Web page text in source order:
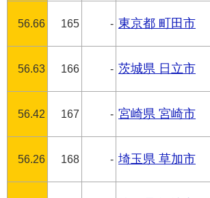
56.66 165 - 東京都 町田市
56.63 166 - 茨城県 日立市
56.42 167 - 宮崎県 宮崎市
56.26 168 - 埼玉県 草加市